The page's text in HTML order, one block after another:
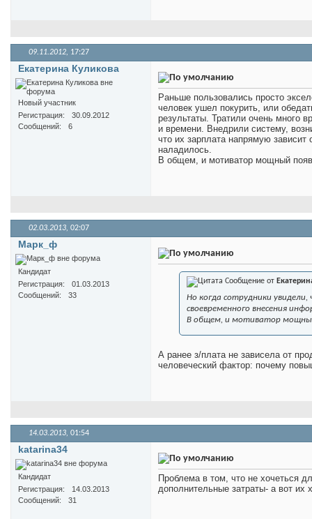
09.11.2012, 17:27
Екатерина Куликова
Новый участник
Регистрация
30.09.2012
Сообщений
6
Раньше пользовались просто
человек ушел покурить, или
результаты. Тратили очень много
и времени. Внедрили систему,
что их зарплата напрямую
наладилось.
В общем, и мотиватор мощный
02.03.2013, 02:07
Марк_ф
Кандидат
Регистрация
01.03.2013
Сообщений
33
Сообщение от
Но когда сотрудники
своевременного внесения
В общем, и мотиватор
А ранее з/плата не зависела от
человеческий фактор: почему
14.03.2013, 01:54
katarina34
Кандидат
Регистрация
14.03.2013
Сообщений
31
Проблема в том, что не хочеться
дополнительные затраты- а вот их